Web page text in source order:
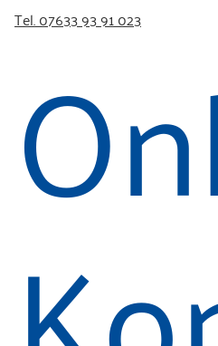
Tel. 07633 93 91 023